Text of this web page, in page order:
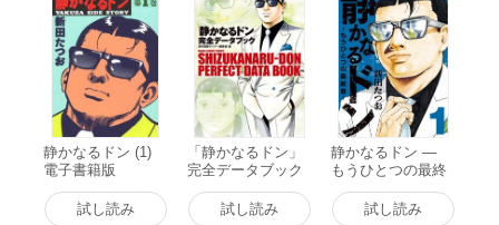
静かなるドン (1)
電子書籍版
試し読み
「静かなるドン」
完全データブック
電子書籍版
試し読み
静かなるドン ―
もうひとつの最終
章 ―(1) 電子書籍
版
試し読み